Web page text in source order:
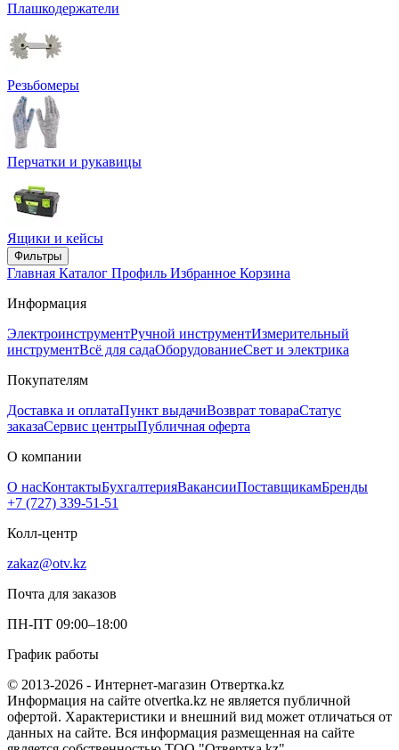
Плашкодержатели
Резьбомеры
Перчатки и рукавицы
Ящики и кейсы
Фильтры
Главная Каталог Профиль Избранное Корзина
Информация
ЭлектроинструментРучной инструментИзмерительный
инструментВсё для садаОборудованиеСвет и электрика
Покупателям
Доставка и оплатаПункт выдачиВозврат товараСтатус
заказаСервис центрыПубличная оферта
О компании
О насКонтактыБухгалтерияВакансииПоставщикамБренды
+7 (727) 339-51-51
Колл-центр
zakaz@otv.kz
Почта для заказов
ПН-ПТ 09:00–18:00
График работы
© 2013-2026 - Интернет-магазин Отвертка.kz
Информация на сайте otvertka.kz не является публичной
офертой. Характеристики и внешний вид может отличаться от
данных на сайте. Вся информация размещенная на сайте